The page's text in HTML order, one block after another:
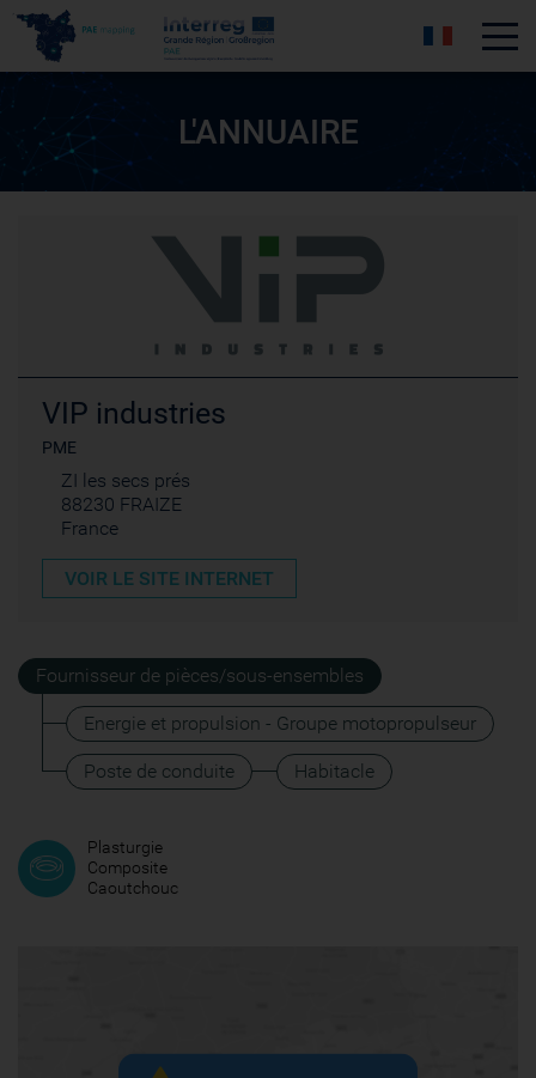
L'ANNUAIRE
VIP industries
PME
ZI les secs prés
88230 FRAIZE
France
VOIR LE SITE INTERNET
Fournisseur de pièces/sous-ensembles
Energie et propulsion - Groupe motopropulseur
Poste de conduite Habitacle
Plasturgie
Composite
Caoutchouc